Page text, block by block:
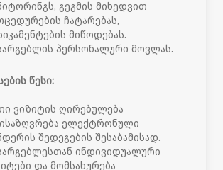
გეგმის მიხედვით
ჩატარებას,
მიწოდებას.
პერსონალური მოვლას.
წესი:
ვიზიტის ღირებულება
ელექტრონული
შედეგების შესაბამისად.
ინდივიდუალური
და მომსახურება